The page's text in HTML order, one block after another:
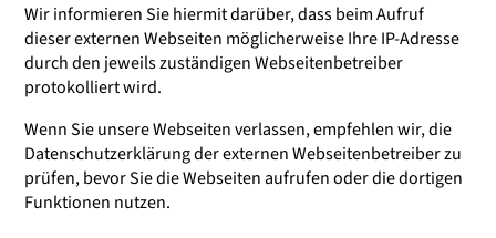
Wir informieren Sie hiermit darüber, dass beim Aufruf
dieser externen Webseiten möglicherweise Ihre IP-Adresse
durch den jeweils zuständigen Webseitenbetreiber
protokolliert wird.
Wenn Sie unsere Webseiten verlassen, empfehlen wir, die
Datenschutzerklärung der externen Webseitenbetreiber zu
prüfen, bevor Sie die Webseiten aufrufen oder die dortigen
Funktionen nutzen.